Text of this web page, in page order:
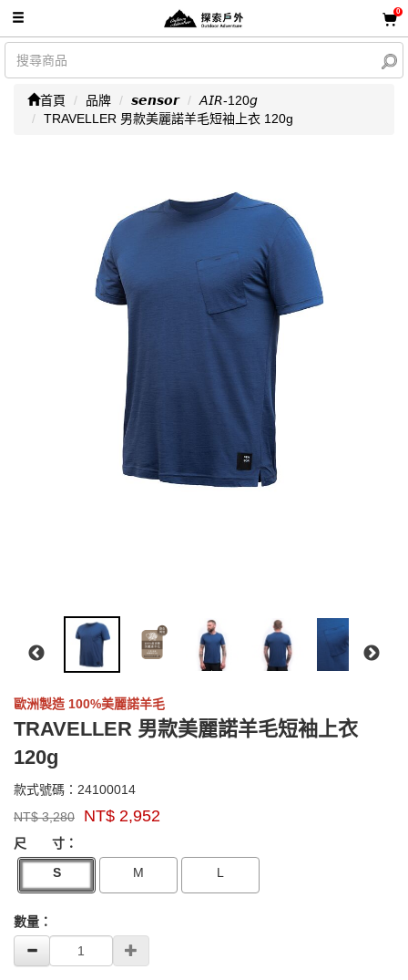
0
首頁 品牌 𝙨𝙚𝙣𝙨𝙤𝙧
𝘈𝘐𝘙-120𝘨
TRAVELLER 男款美麗諾羊毛短袖上衣 120g
歐洲製造 100%美麗諾羊毛
TRAVELLER 男款美麗諾羊毛短袖上衣
120g
款式號碼： 2410001424100014
牌：
sensor
NT$3,280 NT$ 2,952
GOODS000000000000004214999
尺 寸：
S
M L
數量：